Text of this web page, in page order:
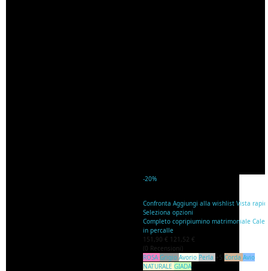
-20%
Confronta Aggiungi alla wishlist Vista
Seleziona opzioni
Completo copripiumino matrimoniale
in percalle
151,90 € 121,52 €
(0 Recensioni)
ROSA Grigio Avorio Perla +5 Corda Avio
NATURALE GIADA